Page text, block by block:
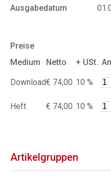
Ausgabedatum
Preise
Medium
Netto + USt.
Download€ 74,00 10 %
Heft € 74,00 10 %
Artikelgruppen